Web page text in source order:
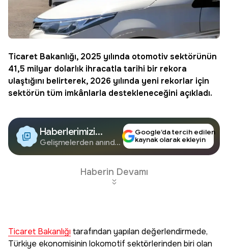
Ticaret Bakanlığı, 2025 yılında otomotivsektörünün
41,5 milyar dolarlık ihracatla tarihi bir rekora
ulaştığını belirterek, 2026 yılında yeni rekorlar için
sektörün tüm imkânlarla destekleneceğini açıkladı.
Haberlerimizi
Google'da Takip
Edin
Gelişmelerden anında
Google’da tercih edilen
kaynak olarak ekleyin
Haberin Devamı
Ticaret Bakanlığıtarafından yapılan değerlendirmede,
Türkiye ekonomisinin lokomotif sektörlerinden biri olan